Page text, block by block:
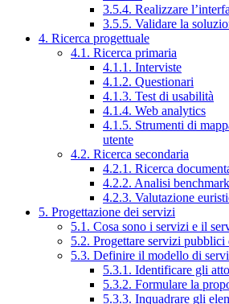
3.5.4. Realizzare
3.5.5. Validare la
4. Ricerca progettuale
4.1. Ricerca primaria
4.1.1. Interviste
4.1.2. Questionari
4.1.3. Test di usabilità
4.1.4. Web analytics
4.1.5. Strumenti di
utente
4.2. Ricerca secondaria
4.2.1. Ricerca
4.2.2. Analisi benchmark
4.2.3. Valutazione
5. Progettazione dei servizi
5.1. Cosa sono i servizi e il
5.2. Progettare servizi pubblici
5.3. Definire il modello di
5.3.1. Identificare gli
5.3.2. Formulare la
5.3.3. Inquadrare gli